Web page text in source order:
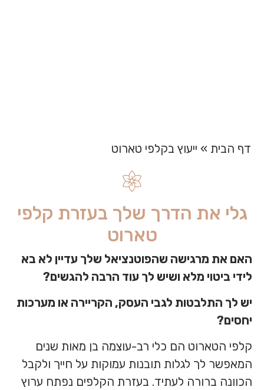
דף הבית » ייעוץ בקלפי טארוט
גלי את הדרך שלך בעזרת קלפי
טארוט
האם את מרגישה שהפוטנציאל שלך עדיין לא בא
לידי ביטוי מלא ושיש לך עוד הרבה להגשים?
יש לך התלבטות לגבי העסק, הקריירה או מערכות
יחסים?
קלפי הטארוט הם כלי רב-עוצמה בן מאות שנים
המאפשר לך לגלות תובנות עמוקות על חייך ולקבל
הכוונה ברורה לעתיד. בעזרת הקלפים נפתח ערוץ